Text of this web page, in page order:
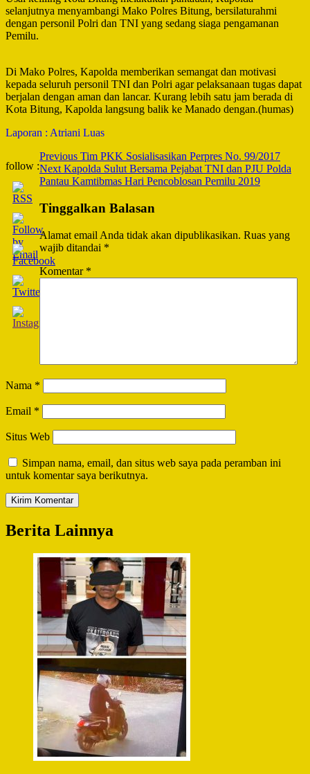
selanjutnya menyambangi Mako Polres Bitung, bersilaturahmi
dengan personil Polri dan TNI yang sedang siaga pengamanan
Pemilu.
Di Mako Polres, Kapolda memberikan semangat dan motivasi
kepada seluruh personil TNI dan Polri agar pelaksanaan tugas dapat
berjalan dengan aman dan lancar. Kurang lebih satu jam berada di
Kota Bitung, Kapolda langsung balik ke Manado dengan.(humas)
Laporan : Atriani Luas
follow :
Post
Navigation
Previous Tim PKK Sosialisasikan Perpres No. 99/2017
Next Kapolda Sulut Bersama Pejabat TNI dan PJU Polda
Pantau Kamtibmas Hari Pencoblosan Pemilu 2019
Tinggalkan Balasan
Alamat email Anda tidak akan dipublikasikan. Ruas yang
wajib ditandai *
Komentar *
Nama *
Email *
Situs Web
Simpan nama, email, dan situs web saya pada peramban ini
untuk komentar saya berikutnya.
Berita Lainnya